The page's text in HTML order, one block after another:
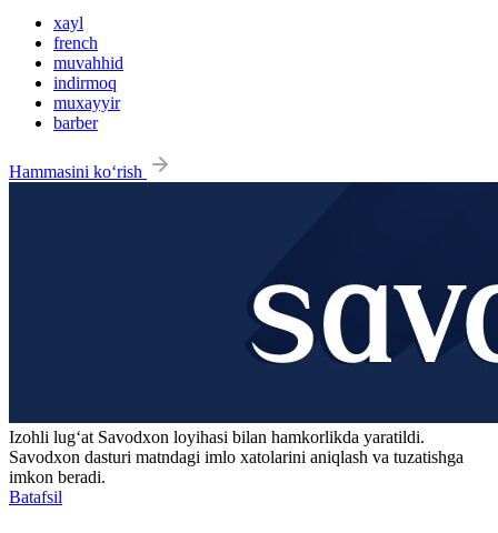
xayl
french
muvahhid
indirmoq
muxayyir
barber
Hammasini ko‘rish
Izohli lugʻat Savodxon loyihasi bilan hamkorlikda yaratildi.
Savodxon dasturi matndagi imlo xatolarini aniqlash va tuzatishga
imkon beradi.
Batafsil